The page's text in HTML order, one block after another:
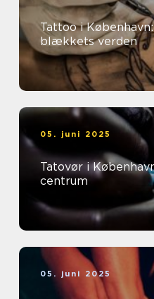
Tattoo i
blækkets verden
05. juni 2025
Tatovør i
centrum
05. juni 2025